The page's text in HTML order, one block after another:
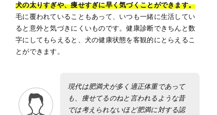
犬の太りすぎや、痩せすぎに早く気づくことができます。
毛に覆われていることもあって、いつも一緒に生活してい
ると意外と気づきにくいものです。健康診断できちんと数
字にしてもらえると、犬の健康状態を客観的にとらえるこ
とができます。
現代は肥満犬が多く適正体重であって
も、痩せてるのねと言われるような昔
では考えられないほど肥満に対する認